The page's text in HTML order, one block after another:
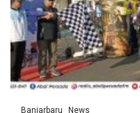
Banjarbaru News